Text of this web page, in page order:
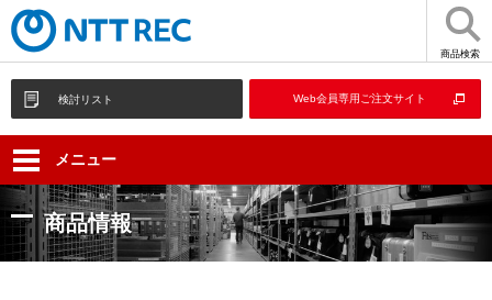
商品検索
検討リスト Web会員専用ご注文サイト
メニュー
商品情報